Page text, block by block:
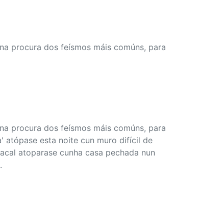
procura dos feísmos máis comúns, para
procura dos feísmos máis comúns, para
atópase esta noite cun muro difícil de
atoparase cunha casa pechada nun